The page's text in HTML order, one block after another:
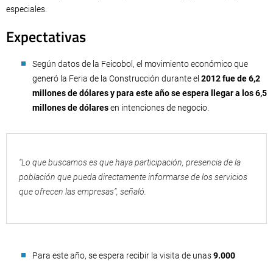
especiales.
Expectativas
Según datos de la Feicobol, el movimiento económico que
generó la Feria de la Construcción durante el 2012 fue de 6,2
millones de dólares y para este año se espera llegar a los 6,5
millones de dólaresen intenciones de negocio.
“Lo que buscamos es que haya participación, presencia de la
población que pueda directamente informarse de los servicios
que ofrecen las empresas”, señaló.
Para este año, se espera recibir la visita de unas9.000